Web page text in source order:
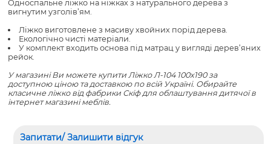
Односпальне ліжко на ніжках з натурального дерева з
вигнутим узголів’ям.
Ліжко виготовлене з масиву хвойних порід дерева.
Екологічно чисті матеріали.
У комплект входить основа під матрац у вигляді дерев’яних
рейок.
У магазині Ви можете купити Ліжко Л-104 100x190 за
доступною ціною та доставкою по всій Україні. Обирайте
класичне ліжко від фабрики Скіф для облаштування дитячої в
інтернет магазині меблів.
Запитати/ Залишити відгук